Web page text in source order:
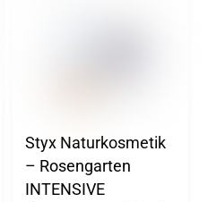
Styx Naturkosmetik
– Rosengarten
INTENSIVE